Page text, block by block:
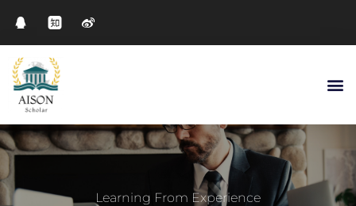
Learning From Experience